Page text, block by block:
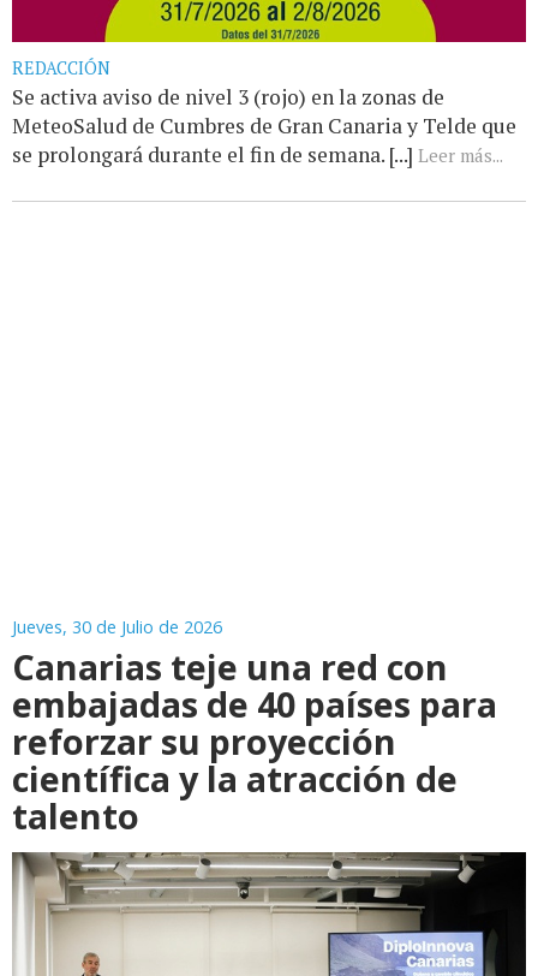
REDACCIÓN
Se activa aviso de nivel 3 (rojo) en la zonas de
MeteoSalud de Cumbres de Gran Canaria y Telde que
se prolongará durante el fin de semana. [...] Leer más...
Jueves, 30 de Julio de 2026
Canarias teje una red con
embajadas de 40 países para
reforzar su proyección
científica y la atracción de
talento